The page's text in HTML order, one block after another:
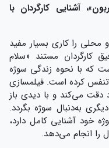
آشنایی کارگردان با
محلی را کاری بسیار مفید
کارگردان مستند «سلام
که با نحوه زندگی سوژه
کرده است. فیلمسازی
دقت می‌کند و با دیدی باز
به‌دنبال سوژه بگردد.
خود آشنایی کامل دارد،
را انجام می‌دهد.